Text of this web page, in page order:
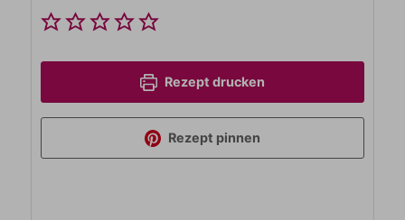
Rezept drucken
Rezept pinnen